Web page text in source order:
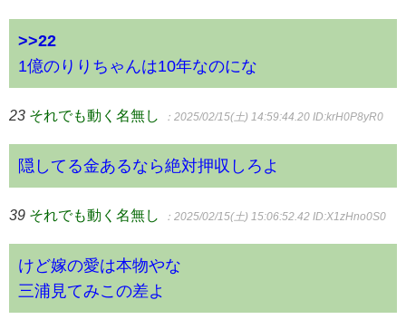
>>22
1億のりりちゃんは10年なのにな
23 それでも動く名無し ：2025/02/15(土) 14:59:44.20 ID:krH0P8yR0
隠してる金あるなら絶対押収しろよ
39 それでも動く名無し ：2025/02/15(土) 15:06:52.42 ID:X1zHno0S0
けど嫁の愛は本物やな
三浦見てみこの差よ